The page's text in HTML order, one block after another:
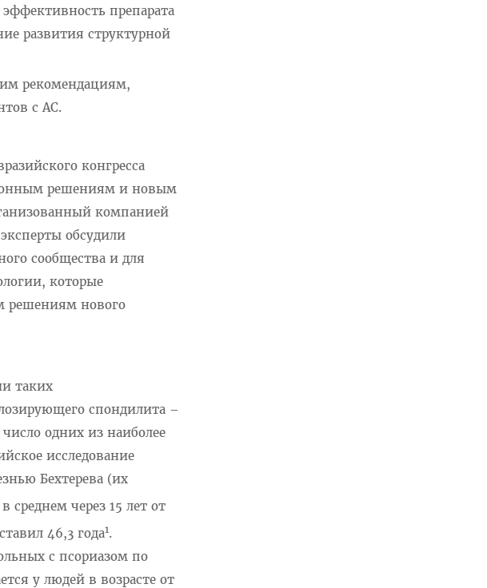
препарата
развития структурной
рекомендациям,
с АС.
конгресса
решениям и новым
компанией
обсудили
сообщества и для
которые
решениям нового
таких
спондилита –
одних из наиболее
исследование
Бехтерева (их
среднем через 15 лет от
46,3 года1.
с псориазом по
у людей в возрасте от